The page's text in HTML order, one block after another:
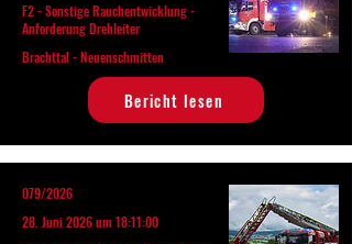
F2 - Sonstige Rauchentwicklung -
Anforderung Drehleiter
Brachttal - Neuenschmitten
Bericht lesen
079/2026
28. Juni 2026 um 18:11:00